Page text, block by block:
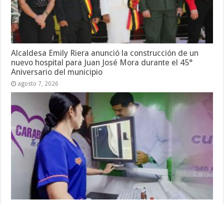
Alcaldesa Emily Riera anunció la construcción de un
nuevo hospital para Juan José Mora durante el 45°
Aniversario del municipio
agosto 7, 2026